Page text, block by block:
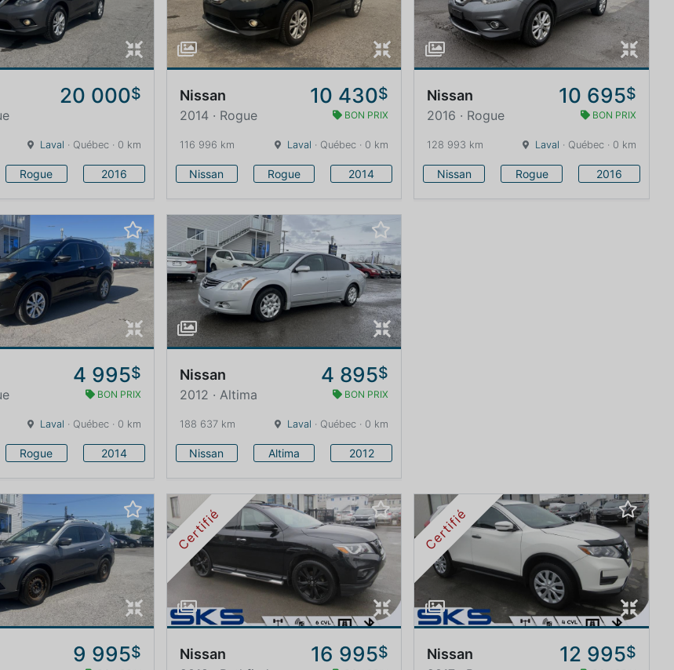
20 000$
Laval · Québec · 0 km
Rogue 2016
Nissan 10 430$
2014 · Rogue BON PRIX
116 996 km Laval · Québec · 0 km
Nissan Rogue 2014
Nissan 10 695$
2016 · Rogue BON PRIX
128 993 km Laval · Québec · 0 km
Nissan Rogue 2016
4 995$
BON PRIX
Laval · Québec · 0 km
Rogue 2014
Nissan 4 895$
2012 · Altima BON PRIX
188 637 km Laval · Québec · 0 km
Nissan Altima 2012
9 995$
Certifié
Nissan 16 995$
Certifié
Nissan 12 995$